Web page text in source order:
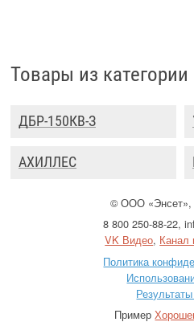
Товары из категории
ДБР-150КВ-З
АХИЛЛЕС
©ООО
8 800 250-88-22,
VK Видео, Канал
Политика
Пример